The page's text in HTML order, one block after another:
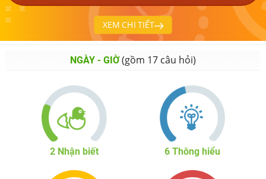
XEM CHI TIẾT
NGÀY - GIỜ(gồm 17 câu hỏi)
2 Nhận biết 6 Thông hiểu